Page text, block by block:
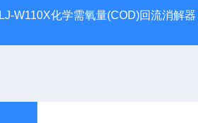
LJ-W110X化学需氧量(COD)回流消解器